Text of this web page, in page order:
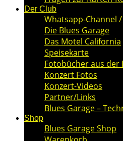
Der Club
Whatsapp-Channel
Die Blues Garage
Das Motel California
Speisekarte
Fotobücher aus der
Konzert Fotos
Konzert-Videos
Partner/Links
Blues Garage –
Shop
Blues Garage Shop